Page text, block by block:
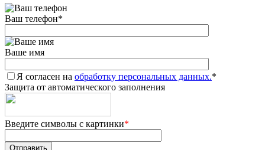
Ваш телефон*
Ваше имя
Я согласен на обработку персональных данных.*
Защита от автоматического заполнения
Введите символы с картинки*